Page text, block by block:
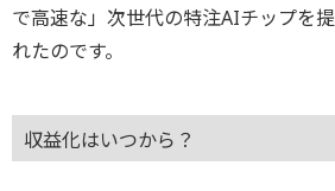
で高速な」次世代の特注AIチップを
れたのです。
収益化はいつから？